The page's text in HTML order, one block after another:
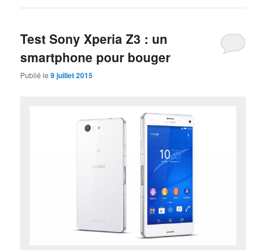
Test Sony Xperia Z3 : un
smartphone pour bouger
Publié le9 juillet 2015